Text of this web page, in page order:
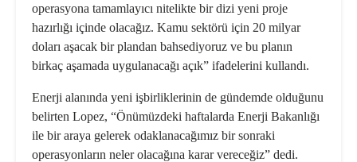
operasyona tamamlayıcı nitelikte bir dizi yeni proje
hazırlığı içinde olacağız. Kamu sektörü için 20 milyar
doları aşacak bir plandan bahsediyoruz ve bu planın
birkaç aşamada uygulanacağı açık” ifadelerini kullandı.
Enerji alanında yeni işbirliklerinin de gündemde olduğunu
belirten Lopez, “Önümüzdeki haftalarda Enerji Bakanlığı
ile bir araya gelerek odaklanacağımız bir sonraki
operasyonların neler olacağına karar vereceğiz” dedi.